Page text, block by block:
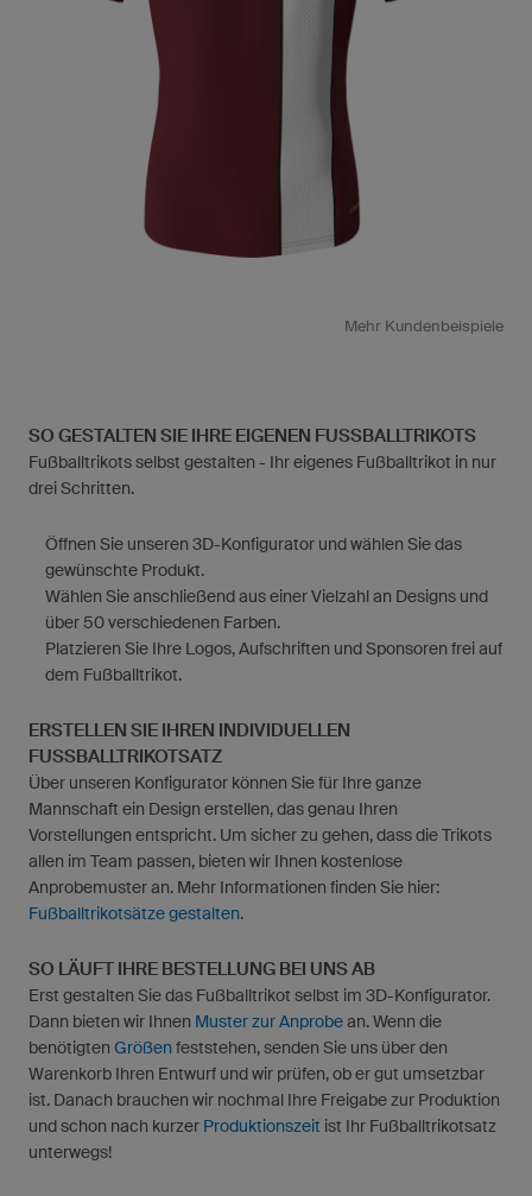
Mehr Kundenbeispiele
SO GESTALTEN SIE IHRE EIGENEN FUSSBALLTRIKOTS
Fußballtrikots selbst gestalten - Ihr eigenes Fußballtrikot in nur
drei Schritten.
Öffnen Sie unseren 3D-Konfigurator und wählen Sie das
gewünschte Produkt.
Wählen Sie anschließend aus einer Vielzahl an Designs und
über 50 verschiedenen Farben.
Platzieren Sie Ihre Logos, Aufschriften und Sponsoren frei auf
dem Fußballtrikot.
ERSTELLEN SIE IHREN INDIVIDUELLEN
FUSSBALLTRIKOTSATZ
Über unseren Konfigurator können Sie für Ihre ganze
Mannschaft ein Design erstellen, das genau Ihren
Vorstellungen entspricht. Um sicher zu gehen, dass die Trikots
allen im Team passen, bieten wir Ihnen kostenlose
Anprobemuster an. Mehr Informationen finden Sie hier:
Fußballtrikotsätze gestalten.
SO LÄUFT IHRE BESTELLUNG BEI UNS AB
Erst gestalten Sie das Fußballtrikot selbst im 3D-Konfigurator.
Dann bieten wir Ihnen Muster zur Anprobean. Wenn die
benötigten Größenfeststehen, senden Sie uns über den
Warenkorb Ihren Entwurf und wir prüfen, ob er gut umsetzbar
ist. Danach brauchen wir nochmal Ihre Freigabe zur Produktion
und schon nach kurzer Produktionszeit ist Ihr Fußballtrikotsatz
unterwegs!